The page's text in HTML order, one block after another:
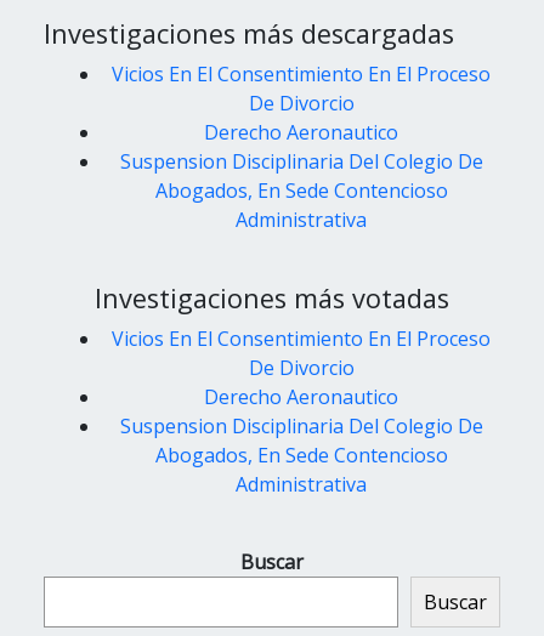
Investigaciones más descargadas
Vicios En El Consentimiento En El Proceso
De Divorcio
Derecho Aeronautico
Suspension Disciplinaria Del Colegio De
Abogados, En Sede Contencioso
Administrativa
Investigaciones más votadas
Vicios En El Consentimiento En El Proceso
De Divorcio
Derecho Aeronautico
Suspension Disciplinaria Del Colegio De
Abogados, En Sede Contencioso
Administrativa
Buscar
Buscar